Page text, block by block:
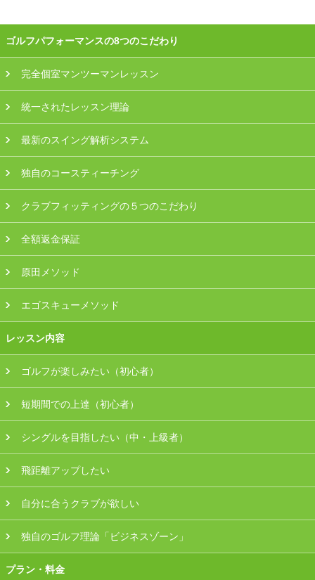
ゴルフパフォーマンスの8つのこだわり
完全個室マンツーマンレッスン
統一されたレッスン理論
最新のスイング解析システム
独自のコースティーチング
クラブフィッティングの５つのこだわり
全額返金保証
原田メソッド
エゴスキューメソッド
レッスン内容
ゴルフが楽しみたい（初心者）
短期間での上達（初心者）
シングルを目指したい（中・上級者）
飛距離アップしたい
自分に合うクラブが欲しい
独自のゴルフ理論「ビジネスゾーン」
プラン・料金